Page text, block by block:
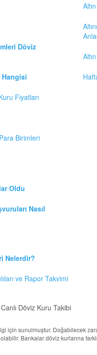
Döviz
Hangisi
Fiyatları
Birimleri
Oldu
Nasıl
Nelerdir?
ve Rapor Takvimi
Döviz Kuru Takibi
için sunulmuştur. Doğabilecek
Bankalar döviz kurlarına